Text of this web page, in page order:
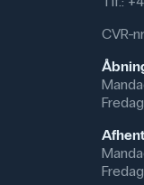
I andre
og CVR-